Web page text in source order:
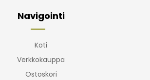
Navigointi
Koti
Verkkokauppa
Ostoskori